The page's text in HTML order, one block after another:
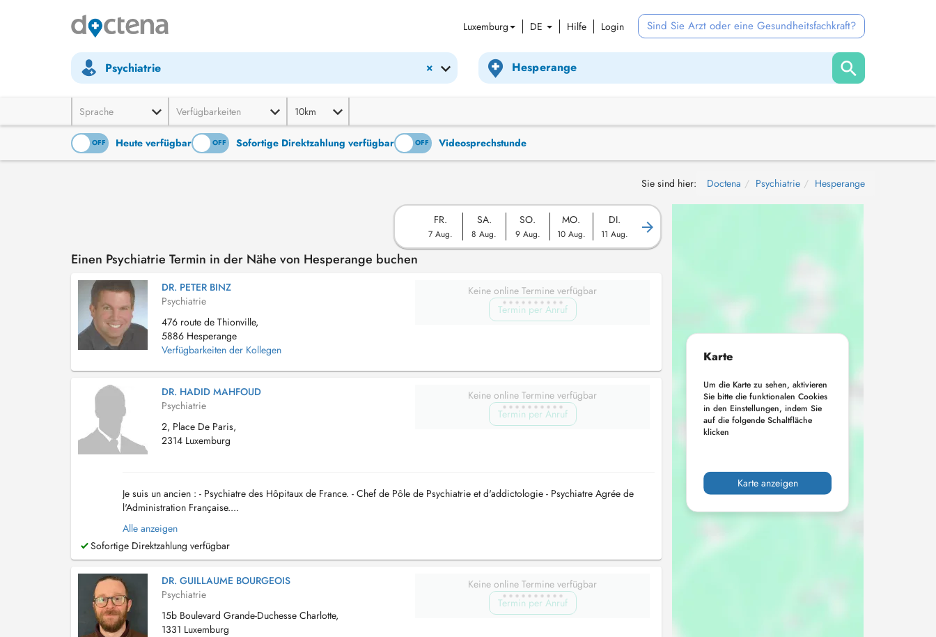
Luxemburg DE Hilfe Login Sind Sie Arzt oder eine Gesundheitsfachkraft?
×
Psychiatrie
Sprache Verfügbarkeiten 10km
OFF Heute verfügbar
ON OFF Sofortige Direktzahlung verfügbar
ON OFF Videosprechstunde
Sie sind hier: Doctena Psychiatrie Hesperange
FR.
7 Aug.
SA.
8 Aug.
SO.
9 Aug.
MO.
10 Aug.
DI.
11 Aug.
Einen Psychiatrie Termin in der Nähe von Hesperange buchen
DR. PETER BINZ
Psychiatrie
476 route de Thionville,
5886 Hesperange
Verfügbarkeiten der Kollegen
Keine online Termine verfügbar
Termin per Anruf
DR. HADID MAHFOUD
Psychiatrie
2, Place De Paris,
2314 Luxemburg
Keine online Termine verfügbar
Termin per Anruf
Je suis un ancien : - Psychiatre des Hôpitaux de France. - Chef de Pôle de Psychiatrie et d'addictologie - Psychiatre Agrée de
l'Administration Française....
Alle anzeigen
Sofortige Direktzahlung verfügbar
DR. GUILLAUME BOURGEOIS
Psychiatrie
15b Boulevard Grande-Duchesse Charlotte,
1331 Luxemburg
Keine online Termine verfügbar
Termin per Anruf
Karte
Um die Karte zu sehen, aktivieren
Sie bitte die funktionalen Cookies
in den Einstellungen, indem Sie
auf die folgende Schaltfläche
klicken
Karte anzeigen